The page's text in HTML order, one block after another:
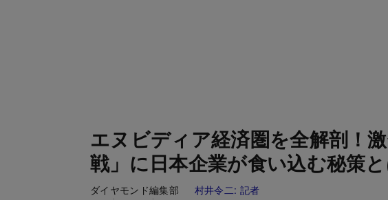
エヌビディア経済圏を全解剖！
戦」に日本企業が食い込む秘策
ダイヤモンド編集部 村井令二: 記者